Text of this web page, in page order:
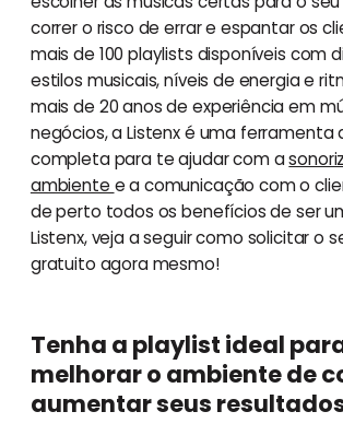
correr o risco de errar e espantar os
mais de 100 playlists disponíveis com
estilos musicais, níveis de energia e
mais de 20 anos de experiência em
negócios, a Listenx é uma ferramenta
completa para te ajudar com a
ambiente e a comunicação com o
de perto todos os benefícios de ser
Listenx, veja a seguir como solicitar o
gratuito agora mesmo!
Tenha a playlist ideal
melhorar o ambiente de
aumentar seus